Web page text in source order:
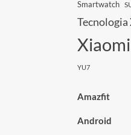
Smartwatch
Xiaomi
YU7
Amazfit
Android